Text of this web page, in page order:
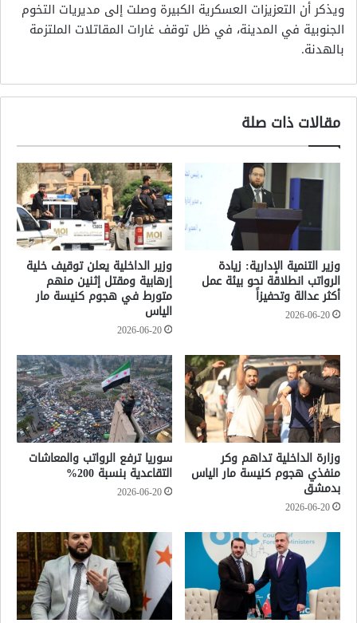
ويذكر أن التعزيزات العسكرية الكبيرة وصلت إلى مديريات التخوم
الجنوبية في المدينة، في ظل توقف غارات المقاتلات الملتزمة
بالهدنة.
مقالات ذات صلة
وزير التنمية الإدارية: زيادة
الرواتب انطلاقة نحو بيئة عمل
أكثر عدالة وتحفيزاً
2026-06-20
وزير الداخلية يعلن توقيف خلية
إرهابية ومقتل إثنين منهم
متورط في هجوم كنيسة مار
الياس
2026-06-20
وزارة الداخلية تداهم وكر
منفذي هجوم كنيسة مار الياس
بدمشق
2026-06-20
سوريا ترفع الرواتب والمعاشات
التقاعدية بنسبة 200%
2026-06-20